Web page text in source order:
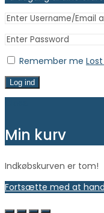
Remember me
Log ind
Min kurv
Indkøbskurven er tom!
Fortsætte med at